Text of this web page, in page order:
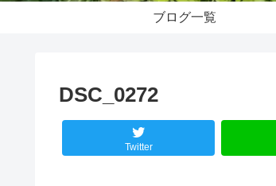
ブログ一覧
DSC_0272
Twitter